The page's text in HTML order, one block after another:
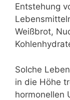
Entstehung
Weißbrot,
Solche
in die Höhe
hormonellen